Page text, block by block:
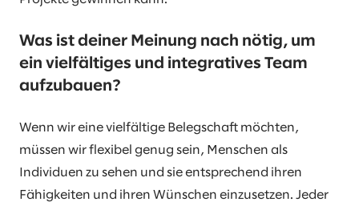
Was ist deiner Meinung nach nötig, um
ein vielfältiges und integratives Team
aufzubauen?
Wenn wir eine vielfältige Belegschaft möchten,
müssen wir flexibel genug sein, Menschen als
Individuen zu sehen und sie entsprechend ihren
Fähigkeiten und ihren Wünschen einzusetzen. Jeder